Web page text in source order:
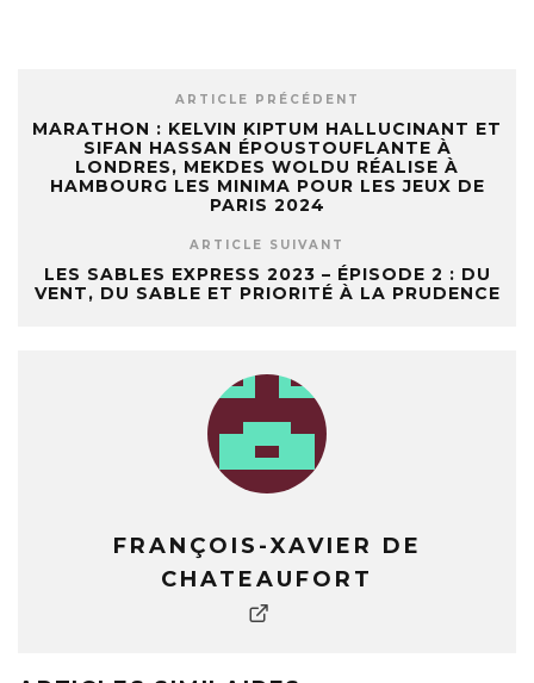
ARTICLE PRÉCÉDENT
MARATHON : KELVIN KIPTUM HALLUCINANT ET
SIFAN HASSAN ÉPOUSTOUFLANTE À
LONDRES, MEKDES WOLDU RÉALISE À
HAMBOURG LES MINIMA POUR LES JEUX DE
PARIS 2024
ARTICLE SUIVANT
LES SABLES EXPRESS 2023 – ÉPISODE 2 : DU
VENT, DU SABLE ET PRIORITÉ À LA PRUDENCE
FRANÇOIS-XAVIER DE
CHATEAUFORT